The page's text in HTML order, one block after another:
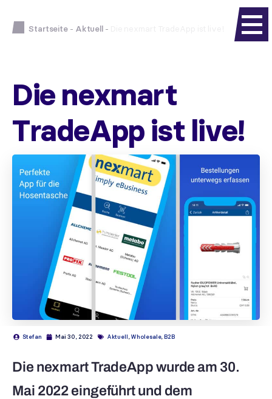
Startseite - Aktuell -
Die nexmart
TradeApp ist live!
Stefan Mai 30, 2022 Aktuell,Wholesale,B2B
Die nexmart TradeApp wurde am 30.
Mai 2022 eingeführt und dem